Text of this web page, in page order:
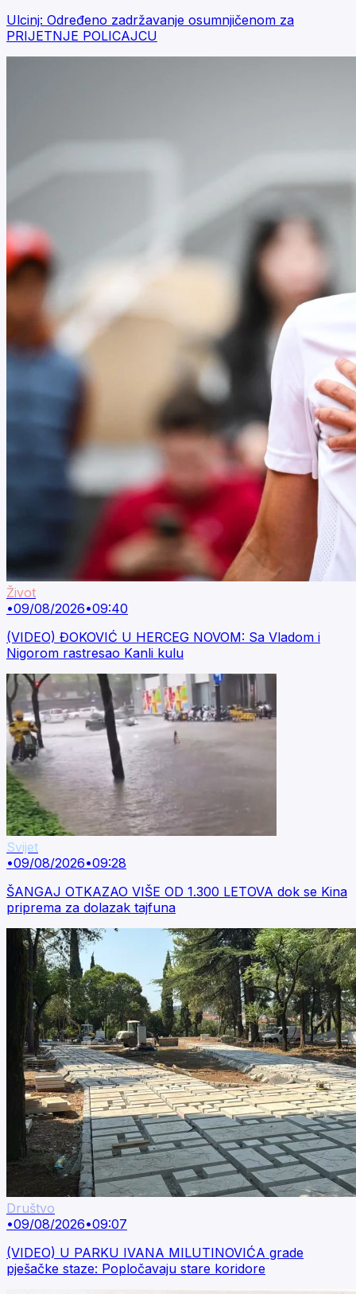
Ulcinj: Određeno zadržavanje osumnjičenom za
PRIJETNJE POLICAJCU
Život
•09/08/2026•09:40
(VIDEO) ĐOKOVIĆ U HERCEG NOVOM: Sa Vladom i
Nigorom rastresao Kanli kulu
Svijet
•09/08/2026•09:28
ŠANGAJ OTKAZAO VIŠE OD 1.300 LETOVA dok se Kina
priprema za dolazak tajfuna
Društvo
•09/08/2026•09:07
(VIDEO) U PARKU IVANA MILUTINOVIĆA grade
pješačke staze: Popločavaju stare koridore